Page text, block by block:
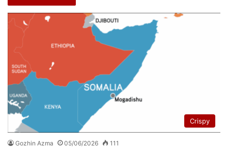
Crispy
Gozhin Azma 05/06/2026 111